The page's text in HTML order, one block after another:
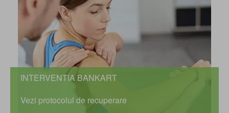
INTERVENTIA BANKART
Vezi protocolul de recuperare